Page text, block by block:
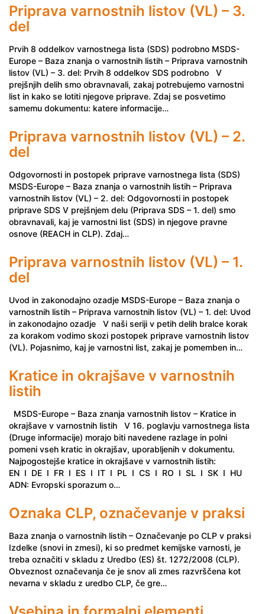
Priprava varnostnih listov (VL) – 3.
del
Prvih 8 oddelkov varnostnega lista (SDS) podrobno MSDS-
Europe – Baza znanja o varnostnih listih – Priprava varnostnih
listov (VL) – 3. del: Prvih 8 oddelkov SDS podrobno V
prejšnjih delih smo obravnavali, zakaj potrebujemo varnostni
list in kako se lotiti njegove priprave. Zdaj se posvetimo
samemu dokumentu: katere informacije…
Priprava varnostnih listov (VL) – 2.
del
Odgovornosti in postopek priprave varnostnega lista (SDS)
MSDS-Europe – Baza znanja o varnostnih listih – Priprava
varnostnih listov (VL) – 2. del: Odgovornosti in postopek
priprave SDS V prejšnjem delu (Priprava SDS – 1. del) smo
obravnavali, kaj je varnostni list (SDS) in njegove pravne
osnove (REACH in CLP). Zdaj…
Priprava varnostnih listov (VL) – 1.
del
Uvod in zakonodajno ozadje MSDS-Europe – Baza znanja o
varnostnih listih – Priprava varnostnih listov (VL) – 1. del: Uvod
in zakonodajno ozadje V naši seriji v petih delih bralce korak
za korakom vodimo skozi postopek priprave varnostnih listov
(VL). Pojasnimo, kaj je varnostni list, zakaj je pomemben in…
Kratice in okrajšave v varnostnih
listih
MSDS-Europe – Baza znanja varnostnih listov – Kratice in
okrajšave v varnostnih listih V 16. poglavju varnostnega lista
(Druge informacije) morajo biti navedene razlage in polni
pomeni vseh kratic in okrajšav, uporabljenih v dokumentu.
Najpogostejše kratice in okrajšave v varnostnih listih:
EN I DE I FR I ES I IT I PL I CS I RO I SL I SK I HU
ADN: Evropski sporazum o…
Oznaka CLP, označevanje v praksi
Baza znanja o varnostnih listih – Označevanje po CLP v praksi
Izdelke (snovi in zmesi), ki so predmet kemijske varnosti, je
treba označiti v skladu z Uredbo (ES) št. 1272/2008 (CLP).
Obveznost označevanja če je snov ali zmes razvrščena kot
nevarna v skladu z uredbo CLP, če gre…